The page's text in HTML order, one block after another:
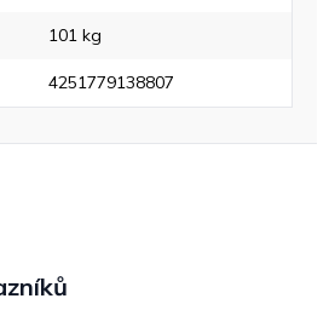
101 kg
4251779138807